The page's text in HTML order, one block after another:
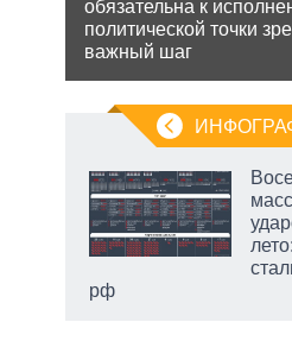
обязательна к
политической точки
важный шаг
рф